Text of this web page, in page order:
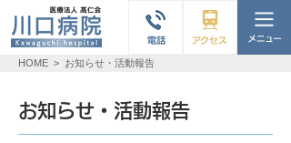
HOME > お知らせ・活動報告
お知らせ・活動報告